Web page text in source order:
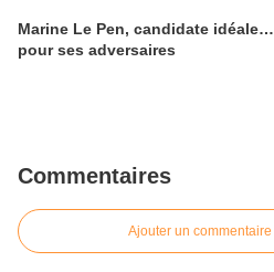
Marine Le Pen, candidate idéale…
pour ses adversaires
Commentaires
Ajouter un commentaire